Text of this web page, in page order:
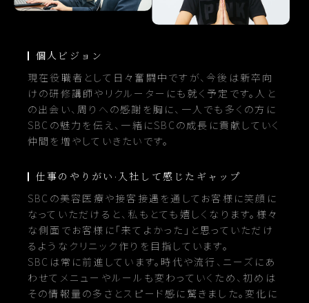
個人ビジョン
現在役職者として日々奮闘中ですが、今後は新卒向
けの研修講師やリクルーターにも就く予定です。人と
の出会い、周りへの感謝を胸に、一人でも多くの方に
SBCの魅力を伝え、一緒にSBCの成長に貢献していく
仲間を増やしていきたいです。
仕事のやりがい·入社して感じたギャップ
SBCの美容医療や接客接遇を通してお客様に笑顔に
なっていただけると、私もとても嬉しくなります。様々
な側面でお客様に「来てよかった」と思っていただけ
るようなクリニック作りを目指しています。
SBCは常に前進しています。時代や流行、ニーズにあ
わせてメニューやルールも変わっていくため、初めは
その情報量の多さとスピード感に驚きました。変化に